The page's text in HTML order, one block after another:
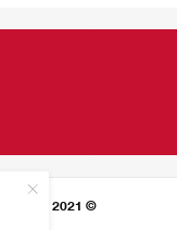
© 2021 HARMONIES MAGAZINE جميع الحقوق محفوظة